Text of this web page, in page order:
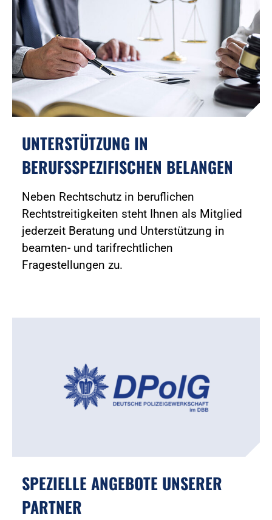
UNTERSTÜTZUNG IN
BERUFSSPEZIFISCHEN BELANGEN
Neben Rechtschutz in beruflichen
Rechtstreitigkeiten steht Ihnen als Mitglied
jederzeit Beratung und Unterstützung in
beamten- und tarifrechtlichen
Fragestellungen zu.
SPEZIELLE ANGEBOTE UNSERER
PARTNER